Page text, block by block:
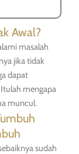
Awal?
masalah
jika tidak
dapat
mengapa
muncul.
sudah